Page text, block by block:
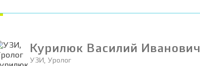
Курилюк Василий Иванович
УЗИ, Уролог